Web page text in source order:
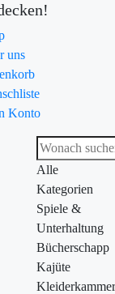
uns
Konto
Alle
Kategorien
Spiele &
Unterhaltung
Bücherschapp
Kajüte
Kleiderkammer